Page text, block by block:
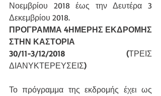
Νοεμβρίου 2018 έως την Δευτέρα 3
Δεκεμβρίου 2018.
ΠΡΟΓΡΑΜΜΑ 4ΗΜΕΡΗΣ ΕΚΔΡΟΜΗΣ
ΣΤΗΝ ΚΑΣΤΟΡΙΑ
30/11-3/12/2018 (ΤΡΕΙΣ
ΔΙΑΝΥΚΤΕΡΕΥΣΕΙΣ)
Το πρόγραμμα της εκδρομής έχει ως